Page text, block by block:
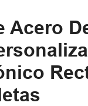
Acero